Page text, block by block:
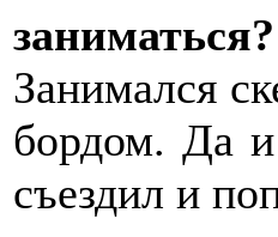
заниматься?
Занимался
бордом. Да и
съездил и